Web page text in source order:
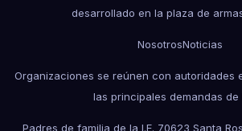
desarrollado en la plaza de
NosotrosNoticias
Organizaciones se reúnen con autoridades
las principales demandas de
Padres de familia de la I.E. 70623 Santa